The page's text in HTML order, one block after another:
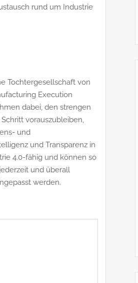
rund um Industrie
Tochtergesellschaft von
Execution
dabei, den strengen
vorauszubleiben,
und
und Transparenz in
4.0-fähig und können so
und überall
werden.